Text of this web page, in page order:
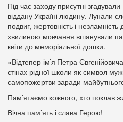
Під час заходу присутні
віддану Україні людину. Лунали
подвиг, жертовність і
хвилиною мовчання вшанували
квіти до меморіальної дошки.
«Відтепер ім’я Петра
стінах рідної школи як символ
самопожертви заради
Пам’ятаємо кожного, хто поклав
Вічна пам’ять і слава Герою!